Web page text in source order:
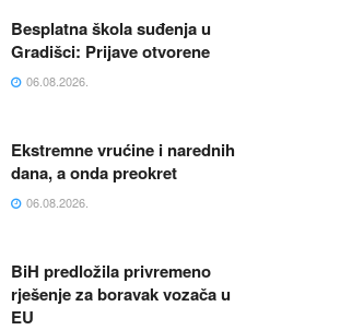
Besplatna škola suđenja u
Gradišci: Prijave otvorene
06.08.2026.
Ekstremne vrućine i narednih
dana, a onda preokret
06.08.2026.
BiH predložila privremeno
rješenje za boravak vozača u
EU